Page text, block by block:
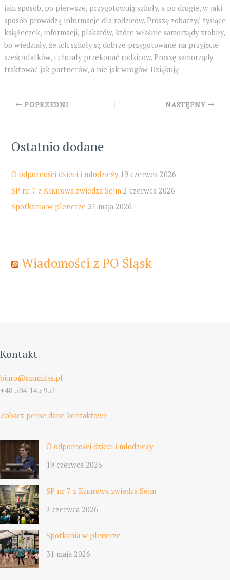
jaki sposób, po pierwsze, przygotowują szkoły, a po drugie, w jaki
sposób prowadzą informacje dla rodziców. Proszę zobaczyć tysiące
książeczek, informacji, plakatów, które właśnie samorządy zrobiły,
bo wiedziały, że ich szkoły są dobrze przygotowane na przyjęcie
sześciolatków, i chciały przekonać rodziców. Proszę samorządy
traktować jak partnerów, a nie jak wrogów. Dziękuję
Post
POPRZEDNI NASTĘPNY
Ostatnio dodane
O odporności dzieci i młodzieży 19 czerwca 2026
SP nr 7 z Knurowa zwiedza Sejm 2 czerwca 2026
Spotkania w plenerze 31 maja 2026
Wiadomości z PO Śląsk
Kontakt
biuro@szumilas.pl
+48 504 145 951
Zobacz pełne dane kontaktowe
O odporności dzieci i młodzieży
19 czerwca 2026
SP nr 7 z Knurowa zwiedza Sejm
2 czerwca 2026
Spotkania w plenerze
31 maja 2026